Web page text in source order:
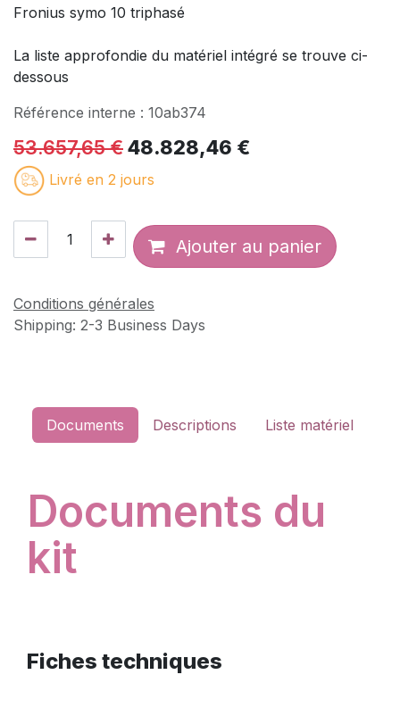
Fronius symo 10 triphasé
La liste approfondie du matériel intégré se trouve ci-
dessous
Référence interne : 10ab374
53.657,65€48.828,46 €
Livré en 2 jours
Ajouter au panier
Conditions générales
Shipping: 2-3 Business Days
Documents Descriptions Liste matériel
Documents du
kit
Fiches techniques